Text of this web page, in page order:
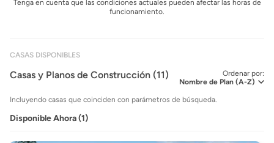
Tenga en cuenta que las condiciones actuales pueden afectar las horas de
funcionamiento.
CASAS DISPONIBLES
Ordenar por:
Casas y Planos de Construcción (11)
Incluyendo casas que coinciden con parámetros de búsqueda.
Disponible Ahora (1)